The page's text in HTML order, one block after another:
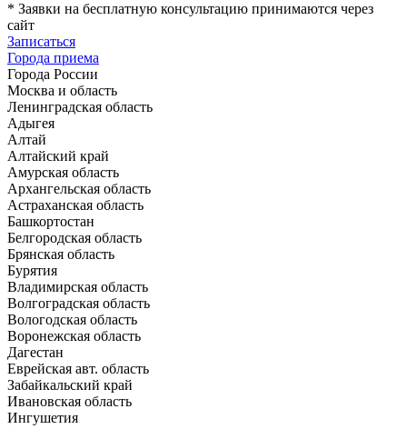
* Заявки на бесплатную консультацию принимаются через
сайт
Записаться
Города приема
Города России
Москва и область
Ленинградская область
Адыгея
Алтай
Алтайский край
Амурская область
Архангельская область
Астраханская область
Башкортостан
Белгородская область
Брянская область
Бурятия
Владимирская область
Волгоградская область
Вологодская область
Воронежская область
Дагестан
Еврейская авт. область
Забайкальский край
Ивановская область
Ингушетия